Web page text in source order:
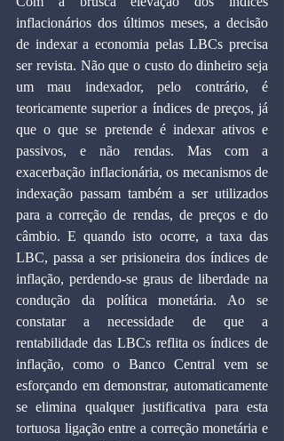
inflacionários dos últimos meses, a decisão
de indexar a economia pelas LBCs precisa
ser revista. Não que o custo do dinheiro seja
um mau indexador, pelo contrário, é
teoricamente superior a índices de preços, já
que o que se pretende é indexar ativos e
passivos, e não rendas. Mas com a
exacerbação inflacionária, os mecanismos de
indexação passam também a ser utilizados
para a correção de rendas, de preços e do
câmbio. E quando isto ocorre, a taxa das
LBC, passa a ser prisioneira dos índices de
inflação, perdendo-se graus de liberdade na
condução da política monetária. Ao se
constatar a necessidade de que a
rentabilidade das LBCs reflita os índices de
inflação, como o Banco Central vem se
esforçando em demonstrar, automaticamente
se elimina qualquer justificativa para esta
tortuosa ligação entre a correção monetária e